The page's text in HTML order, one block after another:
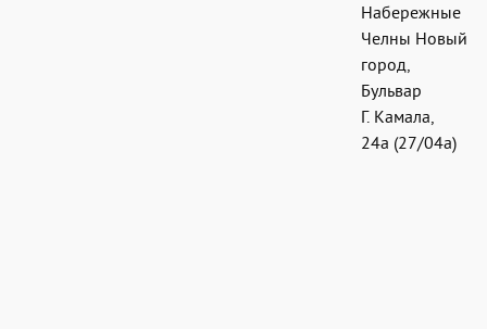
Набережные
Челны Новый
город,
Бульвар
Г. Камала,
24а (27/04а)